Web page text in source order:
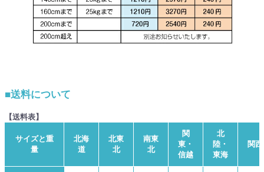
■送料について
【送料表】
サイズと重
量
北海
道
北東
北
南東
北
関
東・
信越
北
陸・
東海
関西